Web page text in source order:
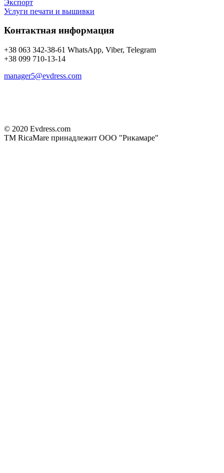
Экспорт
Услуги печати и вышивки
Контактная информация
+38 063 342-38-61 WhatsApp, Viber, Telegram
+38 099 710-13-14
manager5@evdress.com
© 2020 Evdress.com
ТМ RicaMare принадлежит ООО "Рикамаре"